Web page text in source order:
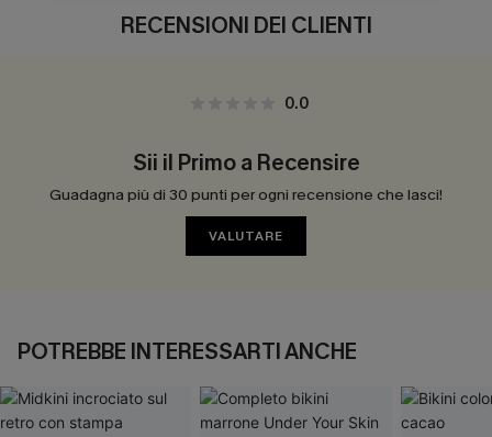
RECENSIONI DEI CLIENTI
0.0
Sii il Primo a Recensire
Guadagna più di 30 punti per ogni recensione che lasci!
VALUTARE
POTREBBE INTERESSARTI ANCHE